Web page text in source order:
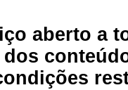
aberto a